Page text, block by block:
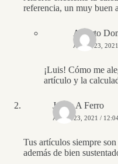
referencia, un muy buen
Alberto
ABRIL 23,
¡Luis! Cómo me
artículo y la
Jaime A Ferro
ABRIL 23, 2021 /
Tus artículos siempre
además de bien